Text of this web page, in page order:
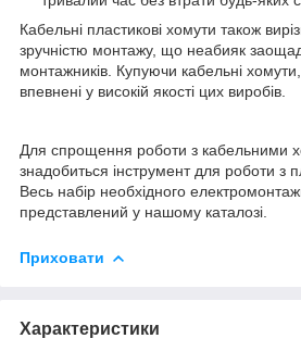
Кабельні пластикові хомути також
зручністю монтажу, що неабияк
монтажників. Купуючи кабельні
впевнені у високій якості цих виробів.
Для спрощення роботи з кабельними
знадобиться інструмент для роботи з
Весь набір необхідного
представлений у нашому каталозі.
Приховати
Характеристики